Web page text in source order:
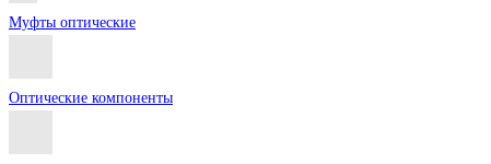
Муфты оптические
Оптические компоненты